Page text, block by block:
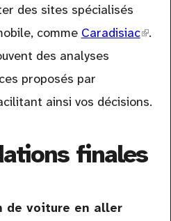
des sites spécialisés
comme Caradisiac(link
.
des analyses
proposés par
ainsi vos décisions.
finales
de voiture en aller